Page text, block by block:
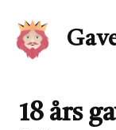
innhold
18 års